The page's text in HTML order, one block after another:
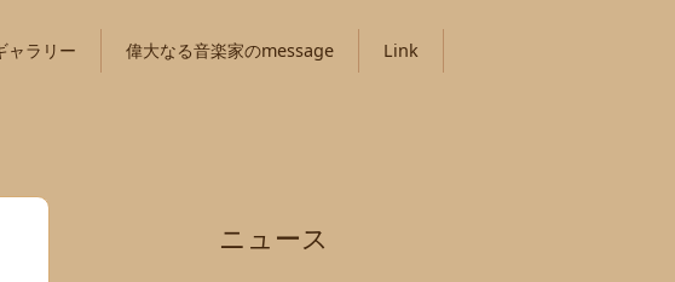
ャラリー 偉大なる音楽家のmessage Link
ニュース